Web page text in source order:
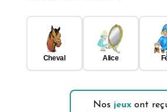
Cheval Alice
Nos jeux ont